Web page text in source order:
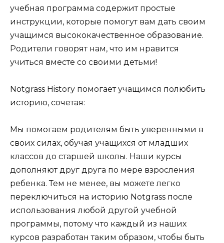
учебная программа содержит простые
инструкции, которые помогут вам дать своим
учащимся высококачественное образование.
Родители говорят нам, что им нравится
учиться вместе со своими детьми!
Notgrass History помогает учащимся полюбить
историю, сочетая:
Мы помогаем родителям быть уверенными в
своих силах, обучая учащихся от младших
классов до старшей школы. Наши курсы
дополняют друг друга по мере взросления
ребенка. Тем не менее, вы можете легко
переключиться на историю Notgrass после
использования любой другой учебной
программы, потому что каждый из наших
курсов разработан таким образом, чтобы быть